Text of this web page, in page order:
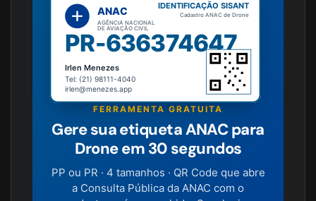
ANAC
AGÊNCIA NACIONAL
DE AVIAÇÃO CIVIL
IDENTIFICAÇÃO SISANT
Cadastro ANAC de Drone
PR-636374647
Irlen Menezes
Tel: (21) 98111-4040
irlen@menezes.app
FERRAMENTA GRATUITA
Gere sua etiqueta ANAC para
Drone em 30 segundos
PP ou PR · 4 tamanhos · QR Code que abre
a Consulta Pública da ANAC com o